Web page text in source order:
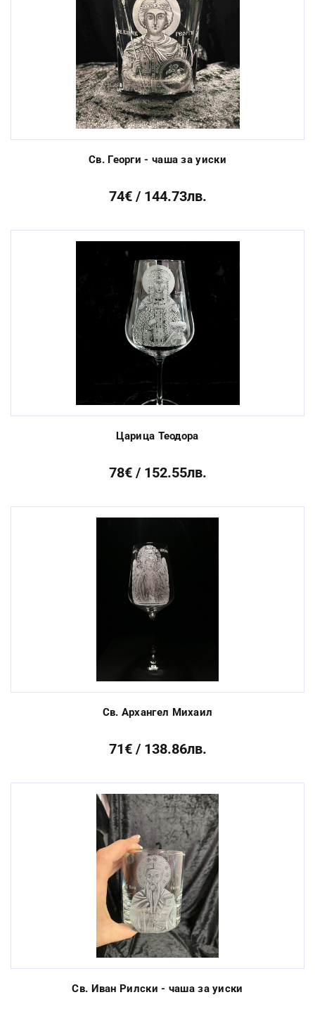
Св. Георги - чаша за уиски
74€ / 144.73лв.
Царица Теодора
78€ / 152.55лв.
Св. Архангел Михаил
71€ / 138.86лв.
Св. Иван Рилски - чаша за уиски